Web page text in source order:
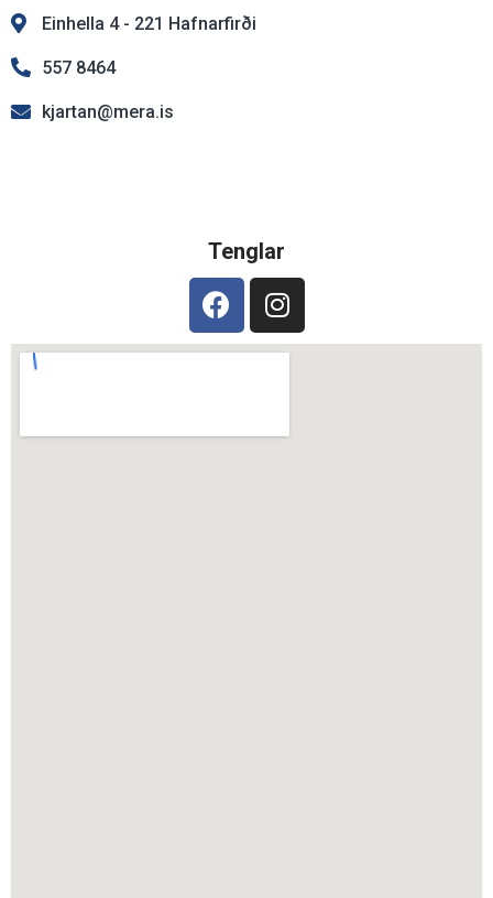
Einhella 4 - 221 Hafnarfirði
557 8464
kjartan@mera.is
Tenglar